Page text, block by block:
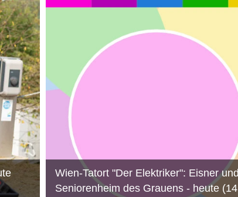
Wien-Tatort "Der Elektriker": Eisner
Seniorenheim des Grauens - heute